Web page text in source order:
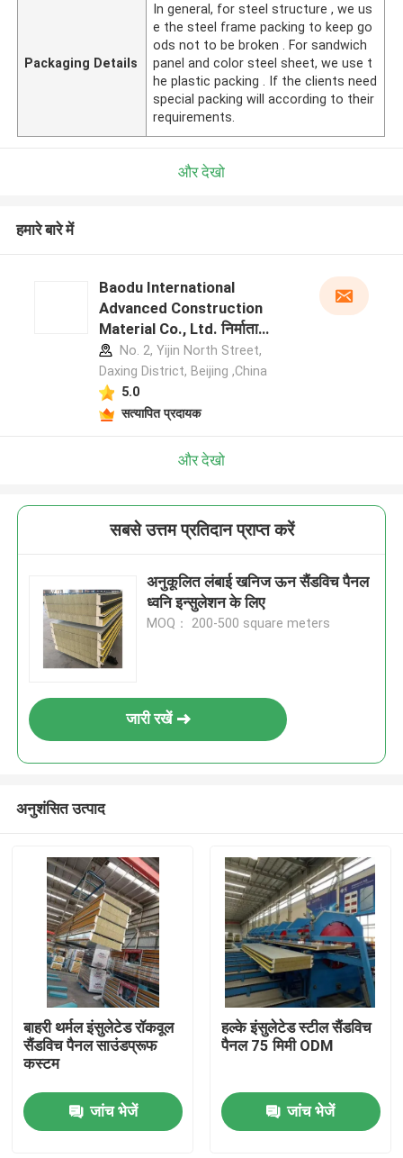
घर
उत्पादों
Packaging Details
In general, for steel structure , we us
e the steel frame packing to keep go
ods not to be broken . For sandwich
panel and color steel sheet, we use t
he plastic packing . If the clients need
special packing will according to their
requirements.
और देखो
हमारे बारे में
Baodu International
Advanced Construction
Material Co., Ltd. निर्माता
प्रोफ़ाइलNo. 2, Yijin North Street,
Daxing District, Beijing ,China
5.0
सत्यापित प्रदायक
और देखो
सबसे उत्तम प्रतिदान प्राप्त करें
अनुकूलित लंबाई खनिज ऊन सैंडविच पैनल
ध्वनि इन्सुलेशन के लिए
MOQ： 200-500 square meters
जारी रखें
अनुशंसित उत्पाद
बाहरी थर्मल इंसुलेटेड रॉकवूल
सैंडविच पैनल साउंडप्रूफ
कस्टम
जांच भेजें
हल्के इंसुलेटेड स्टील सैंडविच
पैनल 75 मिमी ODM
जांच भेजें